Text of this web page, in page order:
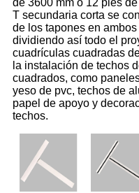
de 3600 mm o 12 pies
T secundaria corta se
de los tapones en
dividiendo así todo el
cuadrículas cuadradas
la instalación de techos
cuadrados, como
yeso de pvc, techos de
papel de apoyo y
techos.